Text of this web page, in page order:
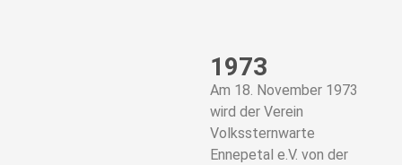
1973
Am 18. November 1973
wird der Verein
Volkssternwarte
Ennepetal e.V. von der